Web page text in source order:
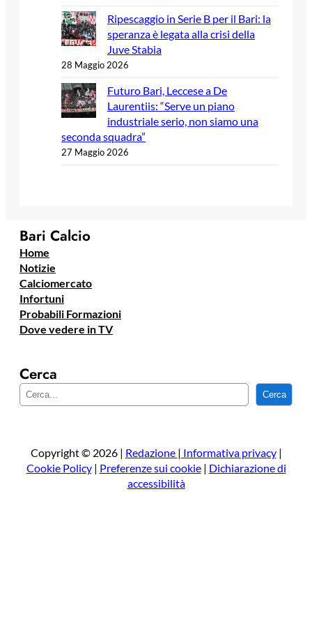
Ripescaggio in Serie B per il Bari: la
speranza è legata alla crisi della
Juve Stabia
28 Maggio 2026
Futuro Bari, Leccese a De
Laurentiis: “Serve un piano
industriale serio, non siamo una
seconda squadra”
27 Maggio 2026
Bari Calcio
Home
Notizie
Calciomercato
Infortuni
Probabili Formazioni
Dove vedere in TV
Cerca
e
a
Cerca
Copyright © 2026 | Redazione | Informativa privacy|
Cookie Policy| Preferenze sui cookie| Dichiarazione di
accessibilità